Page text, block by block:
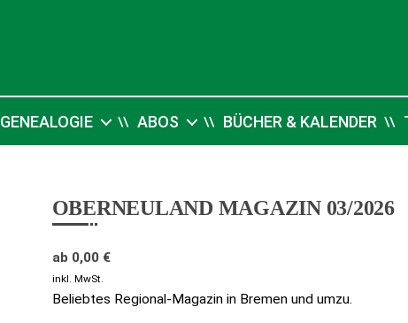
GENEALOGIE ABOS BÜCHER & KALENDER
OBERNEULAND MAGAZIN 03/2026
ab 0,00 €
inkl. MwSt.
Beliebtes Regional-Magazin in Bremen und umzu.